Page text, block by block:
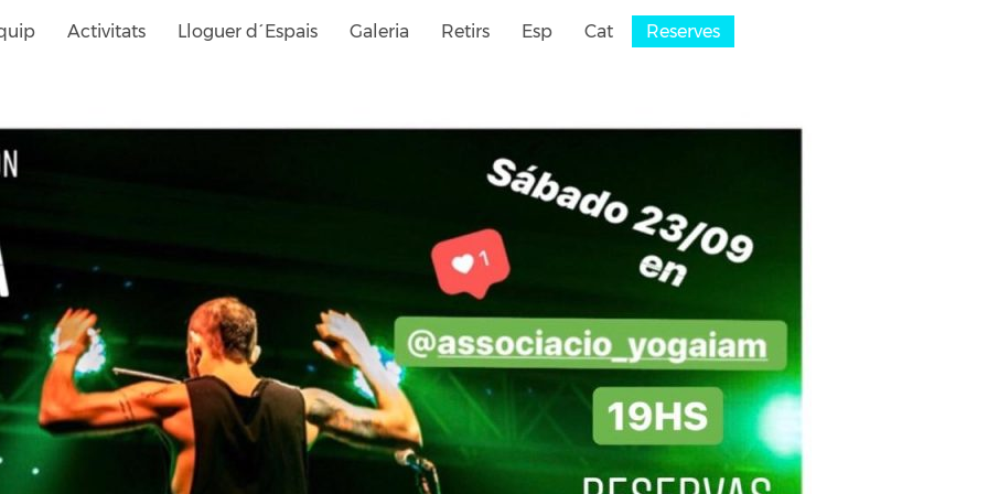
Activitats Lloguer d´Espais Galeria Retirs Esp Cat Reserves